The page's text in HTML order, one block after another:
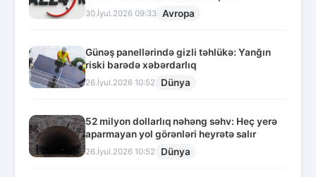
30.İyul.2026 09:33 Avropa
Günəş panellərində gizli təhlükə: Yanğın
riski barədə xəbərdarlıq
26.İyul.2026 10:52 Dünya
52 milyon dollarlıq nəhəng səhv: Heç yerə
aparmayan yol görənləri heyrətə salır
26.İyul.2026 10:52 Dünya